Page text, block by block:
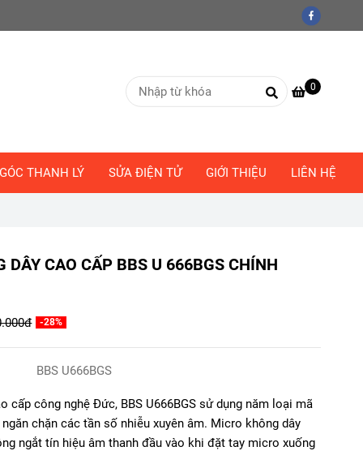
0
GÓC THANH LÝ SỬA ĐIỆN TỬ GIỚI THIỆU LIÊN HỆ
DÂY CAO CẤP BBS U 666BGS CHÍNH
-28%
BBS U666BGS
cấp công nghệ Đức, BBS U666BGS sử dụng năm loại mã
chặn các tần số nhiễu xuyên âm. Micro không dây
ngắt tín hiệu âm thanh đầu vào khi đặt tay micro xuống